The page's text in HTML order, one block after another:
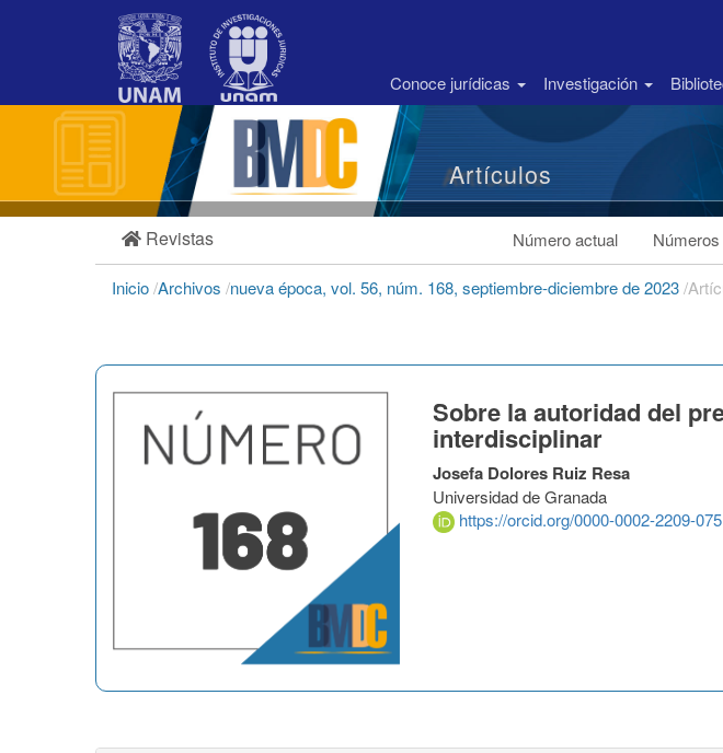
Barra
Conoce jurídicas Investigación
Artículos
Revistas Número actual
Inicio/Archivos /nueva época, vol. 56, núm. 168, septiembre-diciembre de 2023/
Sobre la autoridad del
interdisciplinar
Josefa Dolores Ruiz Resa
Universidad de Granada
https://orcid.org/0000-0002-2209-